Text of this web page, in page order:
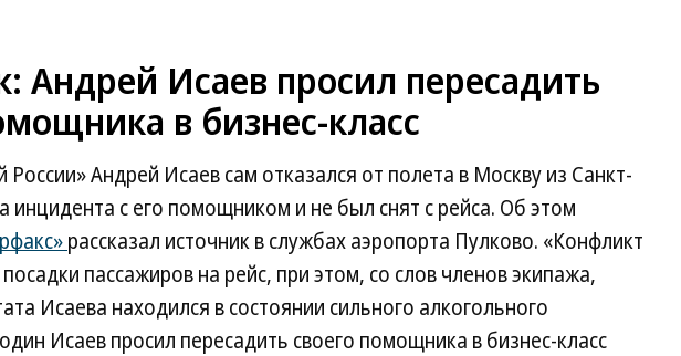
Андрей Исаев просил пересадить
в бизнес-класс
России» Андрей Исаев сам отказался от полета в Москву из Санкт-
инцидента с его помощником и не был снят с рейса. Об этом
рассказал источник в службах аэропорта Пулково. «Конфликт
пассажиров на рейс, при этом, со слов членов экипажа,
Исаева находился в состоянии сильного алкогольного
Исаев просил пересадить своего помощника в бизнес-класс